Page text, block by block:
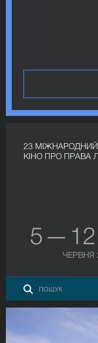
23
КІНО ПРО ПРАВА
5 — 12
ЧЕРВНЯ